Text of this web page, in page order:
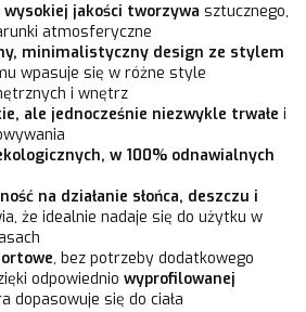
jakości tworzywa sztucznego,
atmosferyczne
minimalistyczny design ze stylem
wpasuje się w różne style
i wnętrz
ale jednocześnie niezwykle trwałe i
w 100% odnawialnych
na działanie słońca, deszczu i
że idealnie nadaje się do użytku w
, bez potrzeby dodatkowego
odpowiednio wyprofilowanej
dopasowuje się do ciała